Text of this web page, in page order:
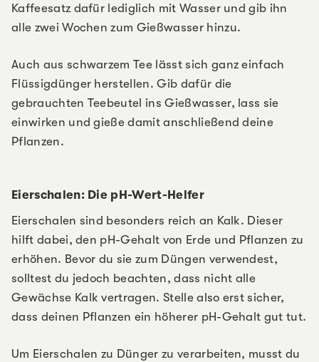
Kaffeesatz dafür lediglich mit Wasser und gib ihn
alle zwei Wochen zum Gießwasser hinzu.
Auch aus schwarzem Tee lässt sich ganz einfach
Flüssigdünger herstellen. Gib dafür die
gebrauchten Teebeutel ins Gießwasser, lass sie
einwirken und gieße damit anschließend deine
Pflanzen.
Eierschalen: Die pH-Wert-Helfer
Eierschalen sind besonders reich an Kalk. Dieser
hilft dabei, den pH-Gehalt von Erde und Pflanzen zu
erhöhen. Bevor du sie zum Düngen verwendest,
solltest du jedoch beachten, dass nicht alle
Gewächse Kalk vertragen. Stelle also erst sicher,
dass deinen Pflanzen ein höherer pH-Gehalt gut tut.
Um Eierschalen zu Dünger zu verarbeiten, musst du